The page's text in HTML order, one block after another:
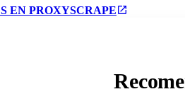
EN PROXYSCRAPE